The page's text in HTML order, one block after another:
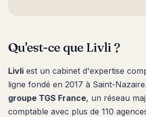
Qu'est-ce que Livli ?
Livli est un cabinet d'expertise
ligne fondé en 2017 à Saint-
groupe TGS France, un réseau
comptable avec plus de 110